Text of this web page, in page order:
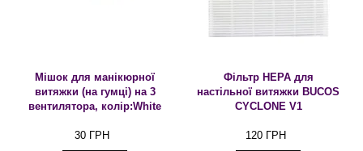
Мішок для манікюрної
витяжки (на гумці) на 3
вентилятора, колір:White
30 ГРН
Фільтр HEPA для
настільної витяжки BUCOS
CYCLONE V1
120 ГРН